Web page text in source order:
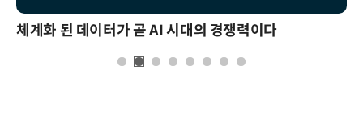
체계화 된 데이터가 곧 AI 시대의 경쟁력이다